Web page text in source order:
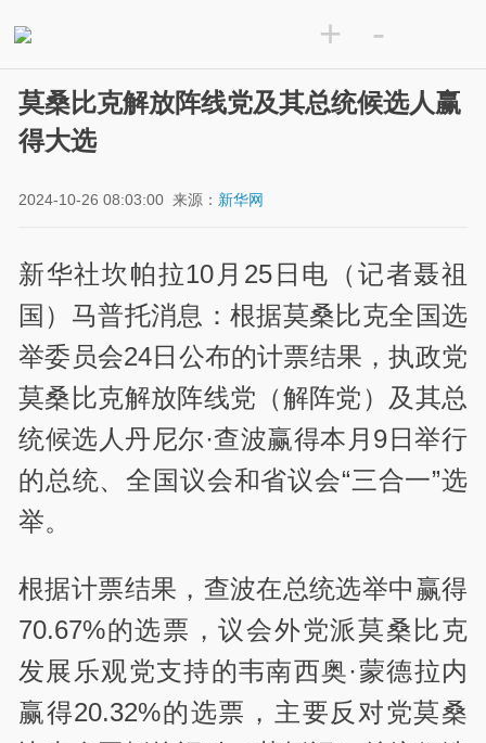
+ -
莫桑比克解放阵线党及其总统候选人赢
得大选
2024-10-26 08:03:00 来源： 新华网
新华社坎帕拉10月25日电（记者聂祖
国）马普托消息：根据莫桑比克全国选
举委员会24日公布的计票结果，执政党
莫桑比克解放阵线党（解阵党）及其总
统候选人丹尼尔·查波赢得本月9日举行
的总统、全国议会和省议会“三合一”选
举。
根据计票结果，查波在总统选举中赢得
70.67%的选票，议会外党派莫桑比克
发展乐观党支持的韦南西奥·蒙德拉内
赢得20.32%的选票，主要反对党莫桑